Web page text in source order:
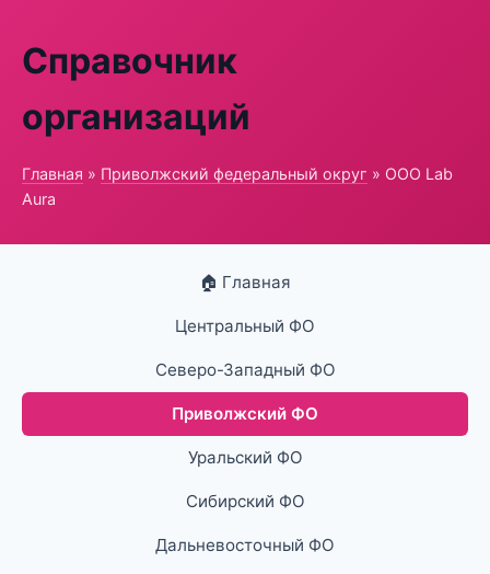
Справочник
организаций
Главная » Приволжский федеральный округ » ООО Lab
Aura
🏠 Главная
Центральный ФО
Северо-Западный ФО
Приволжский ФО
Уральский ФО
Сибирский ФО
Дальневосточный ФО